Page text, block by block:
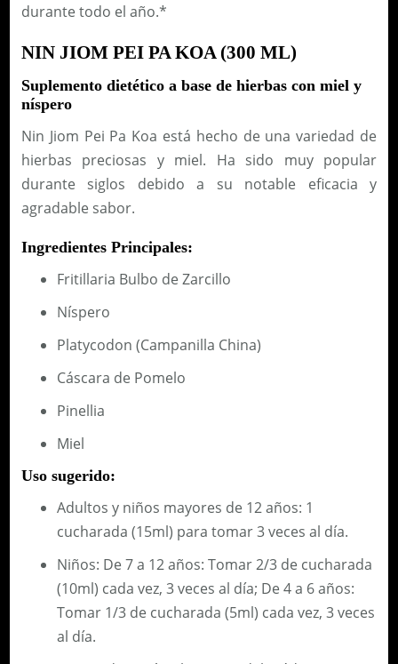
durante todo el año.*
NIN JIOM PEI PA KOA (300 ML)
Suplemento dietético a base de hierbas con miel y
níspero
Nin Jiom Pei Pa Koa está hecho de una variedad de
hierbas preciosas y miel. Ha sido muy popular
durante siglos debido a su notable eficacia y
agradable sabor.
Ingredientes Principales:
Fritillaria Bulbo de Zarcillo
Níspero
Platycodon (Campanilla China)
Cáscara de Pomelo
Pinellia
Miel
Uso sugerido:
Adultos y niños mayores de 12 años: 1
cucharada (15ml) para tomar 3 veces al día.
Niños: De 7 a 12 años: Tomar 2/3 de cucharada
(10ml) cada vez, 3 veces al día; De 4 a 6 años:
Tomar 1/3 de cucharada (5ml) cada vez, 3 veces
al día.